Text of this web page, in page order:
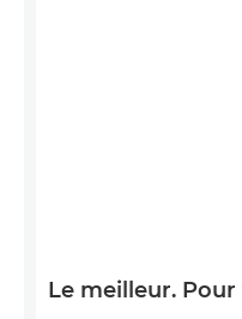
Le meilleur. Pour